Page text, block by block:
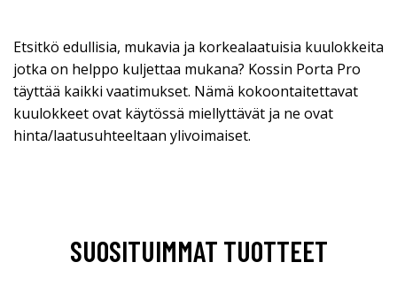
Etsitkö edullisia, mukavia ja korkealaatuisia kuulokkeita
jotka on helppo kuljettaa mukana? Kossin Porta Pro
täyttää kaikki vaatimukset. Nämä kokoontaitettavat
kuulokkeet ovat käytössä miellyttävät ja ne ovat
hinta/laatusuhteeltaan ylivoimaiset.
SUOSITUIMMAT TUOTTEET